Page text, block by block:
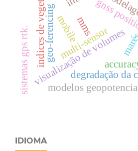
gnss
mobile
visualização de volumes
i
n
d
i
c
e
s
d
e
v
e
g
e
t
a
ç
ã
degradação da
multi-sensor
geo-ferencing mms
sistemas gps rtk. modelos
IDIOMA